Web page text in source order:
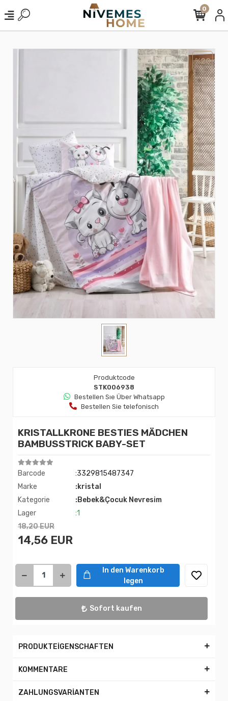
0
%20
Produktcode
STK006938
Bestellen Sıe Über Whatsapp
Bestellen Sie telefonisch
KRISTALLKRONE BESTIES MÄDCHEN
BAMBUSSTRICK BABY-SET
Barcode
:3329815487347
Marke
:kristal
Kategorie
:Bebek&Çocuk Nevresim
Lager
:1
18,20 EUR
14,56 EUR
In den Warenkorb
legen
Sofort kaufen
PRODUKTEİGENSCHAFTEN
KOMMENTARE
ZAHLUNGSVARİANTEN